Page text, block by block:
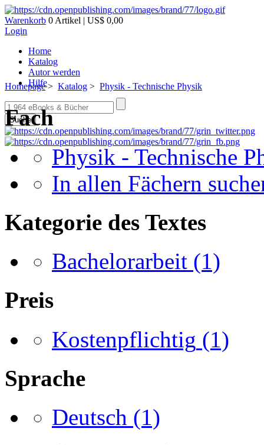
Warenkorb 0 Artikel | US$ 0,00
Login
Home
Katalog
Autor werden
Hilfe
Suche
Homepage> Katalog > Physik - Technische Physik
Fach
Physik - Technische
In allen Fächern
Kategorie des Textes
Bachelorarbeit (1)
Preis
Kostenpflichtig (1)
Sprache
Deutsch (1)